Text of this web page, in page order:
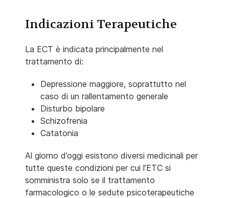
Indicazioni Terapeutiche
La ECT è indicata principalmente nel
trattamento di:
Depressione maggiore, soprattutto nel
caso di un rallentamento generale
Disturbo bipolare
Schizofrenia
Catatonia
Al giorno d’oggi esistono diversi medicinali per
tutte queste condizioni per cui l’ETC si
somministra solo se il trattamento
farmacologico o le sedute psicoterapeutiche